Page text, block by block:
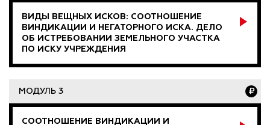
ВИДЫ ВЕЩНЫХ ИСКОВ: СООТНОШЕНИЕ
ВИНДИКАЦИИ И НЕГАТОРНОГО ИСКА. ДЕЛО
ОБ ИСТРЕБОВАНИИ ЗЕМЕЛЬНОГО УЧАСТКА
ПО ИСКУ УЧРЕЖДЕНИЯ
МОДУЛЬ 3
СООТНОШЕНИЕ ВИНДИКАЦИИ И